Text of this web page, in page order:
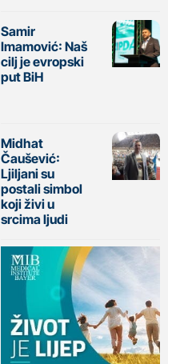
Samir
Imamović: Naš
cilj je evropski
put BiH
Midhat
Čaušević:
Ljiljani su
postali simbol
koji živi u
srcima ljudi